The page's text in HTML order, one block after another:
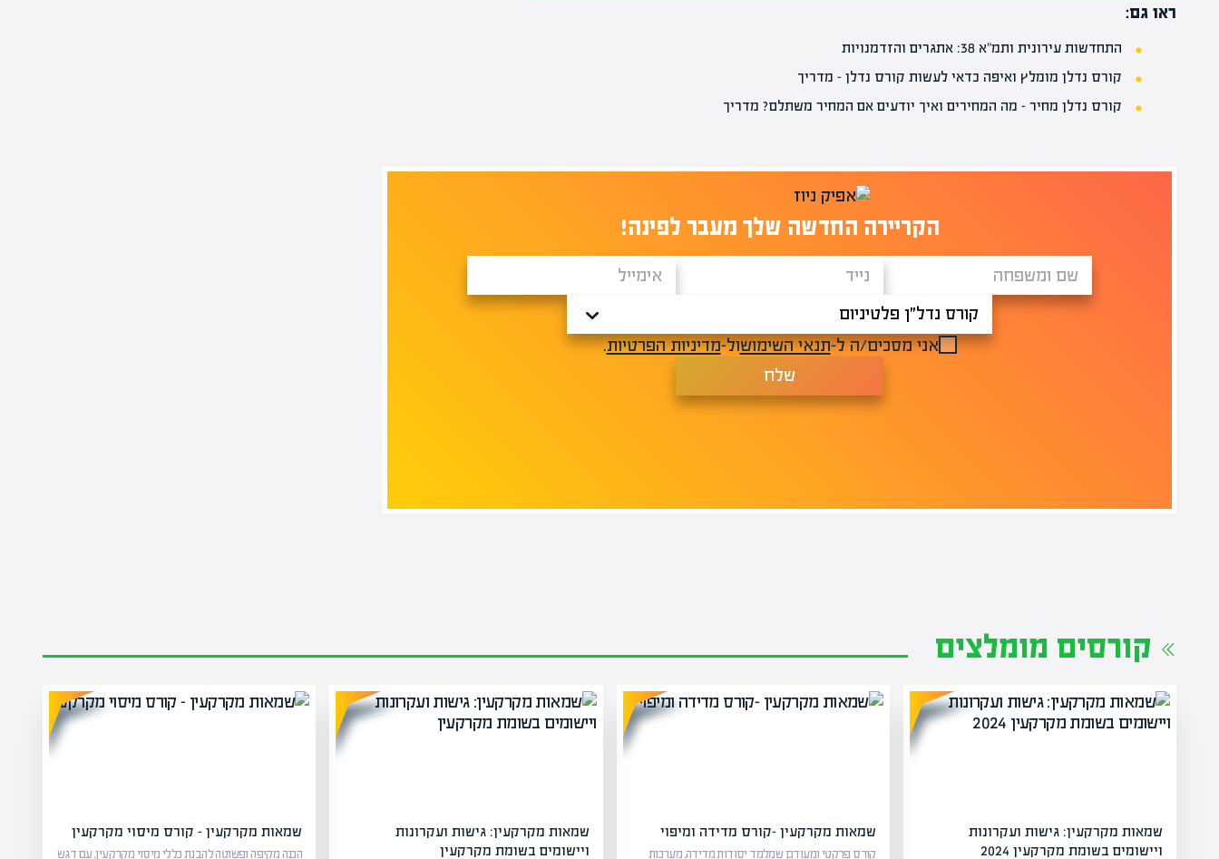
ראו גם:
התחדשות עירונית ותמ"א 38: אתגרים והזדמנויות
קורס נדלן מומלץ ואיפה כדאי לעשות קורס נדלן – מדריך
קורס נדלן מחיר – מה המחירים ואיך יודעים אם המחיר משתלם? מדריך
הקריירה החדשה שלך מעבר לפינה!
אני מסכים/ה ל-תנאי השימושול-מדיניות הפרטיות.
שלח
קורסים מומלצים
שמאות מקרקעין: גישות ועקרונות
ויישומים בשומת מקרקעין 2024
שמאות מקרקעין -קורס מדידה ומיפוי
קורס פרקטי ומעודכן שמלמד יסודות מדידה, מערכות
שמאות מקרקעין: גישות ועקרונות
ויישומים בשומת מקרקעין
שמאות מקרקעין – קורס מיסוי מקרקעין
הכנה מקיפה ופשוטה להבנת כללי מיסוי מקרקעין, עם דגש